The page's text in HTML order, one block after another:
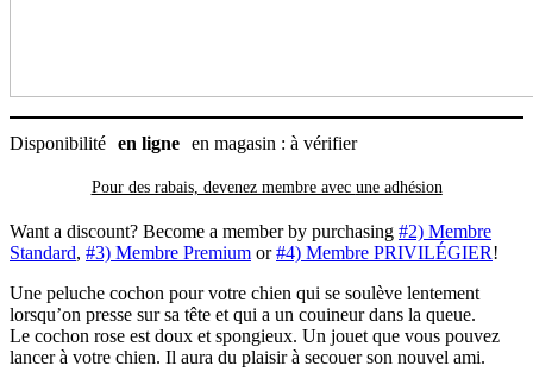
Disponibilité en ligne en magasin : à vérifier
Pour des rabais, devenez membre avec une adhésion
Want a discount? Become a member by purchasing #2) Membre
Standard, #3) Membre Premium or#4) Membre PRIVILÉGIER!
Une peluche cochon pour votre chien qui se soulève lentement
lorsqu’on presse sur sa tête et qui a un couineur dans la queue.
Le cochon rose est doux et spongieux. Un jouet que vous pouvez
lancer à votre chien. Il aura du plaisir à secouer son nouvel ami.